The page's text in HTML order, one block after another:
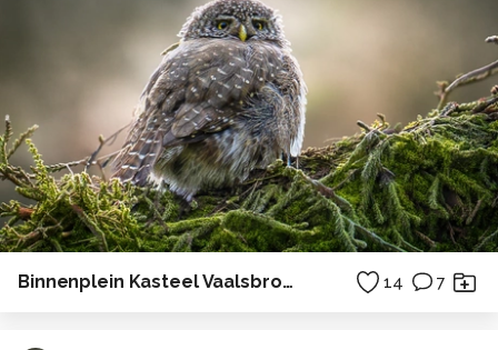
Binnenplein Kasteel Vaalsbroek 14 7